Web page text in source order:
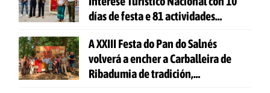
días de festa e 81 actividades
A XXIII Festa do Pan do Salnés
volverá a encher a Carballeira de
Ribadumia de tradición,